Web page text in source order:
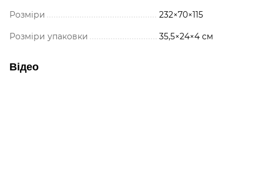
Розміри 232×70×115
Розміри упаковки 35,5×24×4 см
Відео